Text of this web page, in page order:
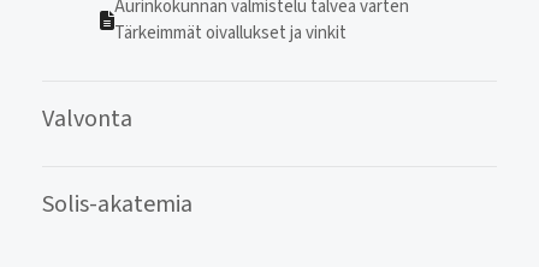
Aurinkokunnan valmistelu talvea varten
Tärkeimmät oivallukset ja vinkit
Valvonta
Solis-akatemia